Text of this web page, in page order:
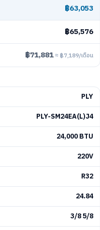
฿63,053
฿65,576
฿71,881≈ ฿7,189/เดือน
PLY
PLY-SM24EA(L)J4
24,000 BTU
220V
R32
24.84
3/8 5/8